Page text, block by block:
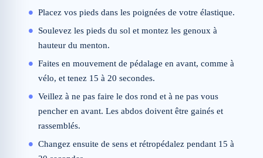
Placez vos pieds dans les poignées de votre élastique.
Soulevez les pieds du sol et montez les genoux à
hauteur du menton.
Faites en mouvement de pédalage en avant, comme à
vélo, et tenez 15 à 20 secondes.
Veillez à ne pas faire le dos rond et à ne pas vous
pencher en avant. Les abdos doivent être gainés et
rassemblés.
Changez ensuite de sens et rétropédalez pendant 15 à